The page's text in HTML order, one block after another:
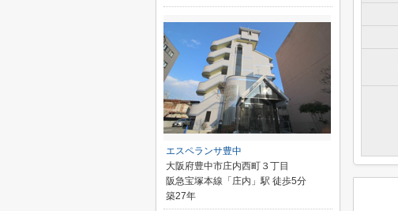
エスペランサ豊中
大阪府豊中市庄内西町３丁目
阪急宝塚本線「庄内」駅 徒歩5分
築27年